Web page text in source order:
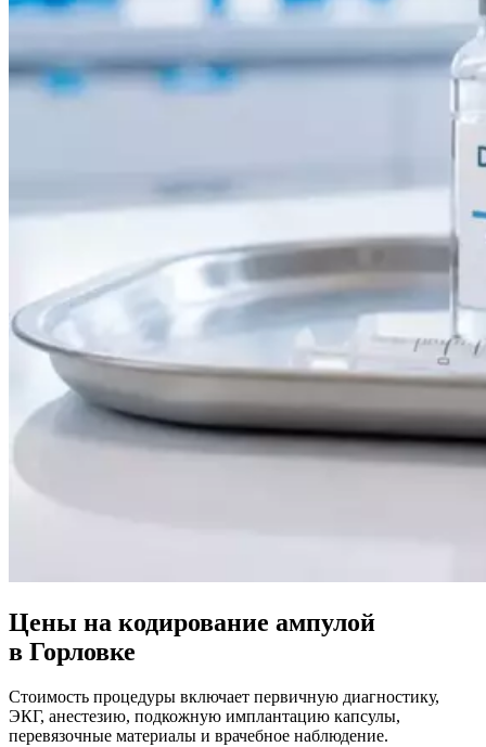
Цены на кодирование ампулой
в Горловке
Стоимость процедуры включает первичную диагностику,
ЭКГ, анестезию, подкожную имплантацию капсулы,
перевязочные материалы и врачебное наблюдение.